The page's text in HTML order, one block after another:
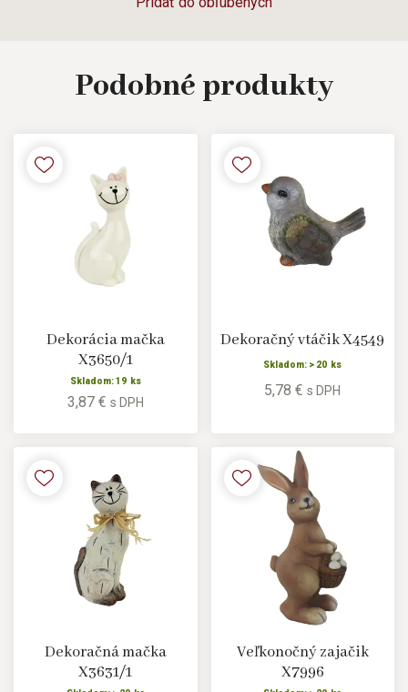
Podobné produkty
Dekorácia mačka
X3650/1
Skladom: 19 ks
3,87 € s DPH
Dekoračný vtáčik X4549
Skladom: > 20 ks
5,78 €s DPH
Dekoračná mačka
X3631/1
Veľkonočný zajačik
X7996